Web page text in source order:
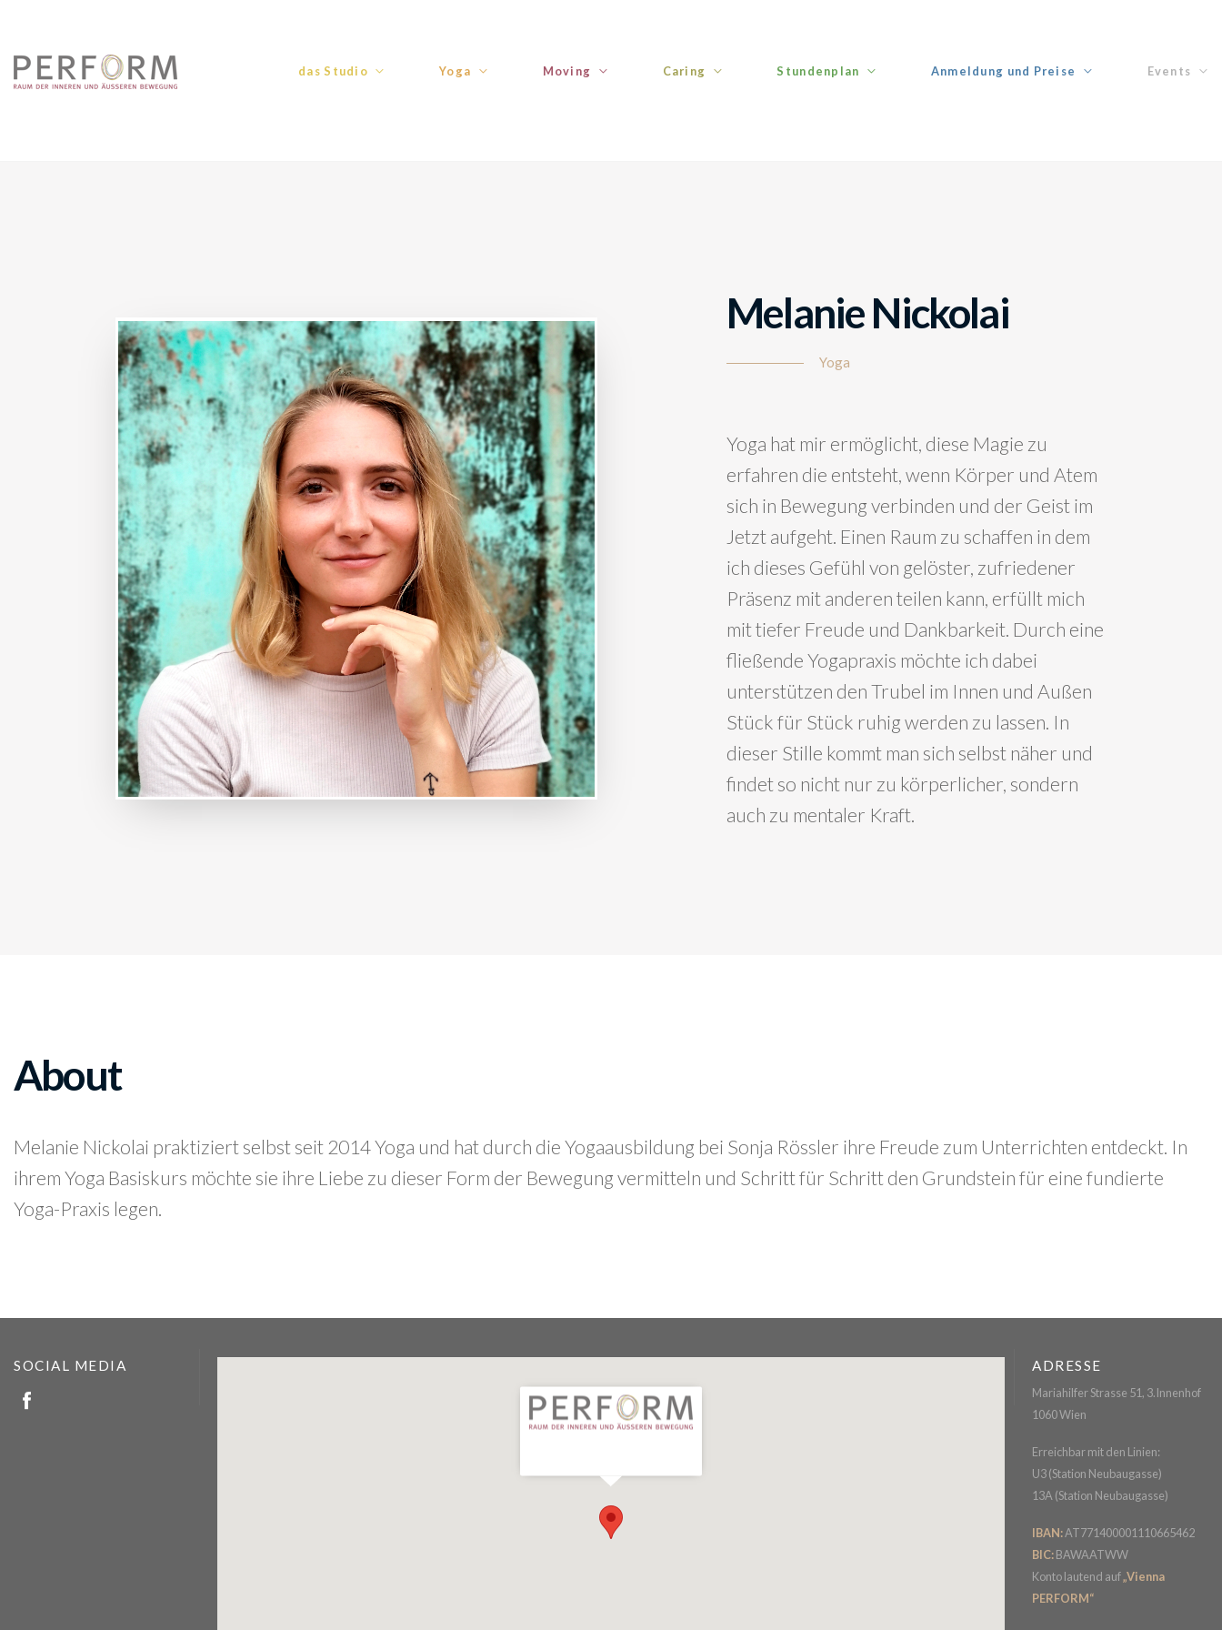
das Studio Yoga Moving Caring Stundenplan Anmeldung und Preise Events
Melanie Nickolai
Yoga
Yoga hat mir ermöglicht, diese Magie zu
erfahren die entsteht, wenn Körper und Atem
sich in Bewegung verbinden und der Geist im
Jetzt aufgeht. Einen Raum zu schaffen in dem
ich dieses Gefühl von gelöster, zufriedener
Präsenz mit anderen teilen kann, erfüllt mich
mit tiefer Freude und Dankbarkeit. Durch eine
fließende Yogapraxis möchte ich dabei
unterstützen den Trubel im Innen und Außen
Stück für Stück ruhig werden zu lassen. In
dieser Stille kommt man sich selbst näher und
findet so nicht nur zu körperlicher, sondern
auch zu mentaler Kraft.
About
Melanie Nickolai praktiziert selbst seit 2014 Yoga und hat durch die Yogaausbildung bei Sonja Rössler ihre Freude zum Unterrichten entdeckt. In
ihrem Yoga Basiskurs möchte sie ihre Liebe zu dieser Form der Bewegung vermitteln und Schritt für Schritt den Grundstein für eine fundierte
Yoga-Praxis legen.
SOCIAL MEDIA ADRESSE
Mariahilfer Strasse 51, 3.Innenhof
1060 Wien
Erreichbar mit den Linien:
U3 (Station Neubaugasse)
13A (Station Neubaugasse)
IBAN:AT771400001110665462
BIC:BAWAATWW
Konto lautend auf„Vienna
PERFORM“